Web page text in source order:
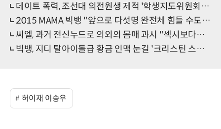
데이트 폭력, 조선대 의전원생 제적 '학생지도위원회 열어 징계 결정'
2015 MAMA 빅뱅 "앞으로 다섯명 완전체 힘들 수도.." ‘군대 가나?'
씨엘, 과거 전신누드로 의외의 몸매 과시 "섹시보다는 여성의 외면적인 아름다움"
빅뱅, 지디 탈아이돌급 황금 인맥 눈길 '크리스틴 스튜어트와 카지노 게임?' 대박
허이재 이승우